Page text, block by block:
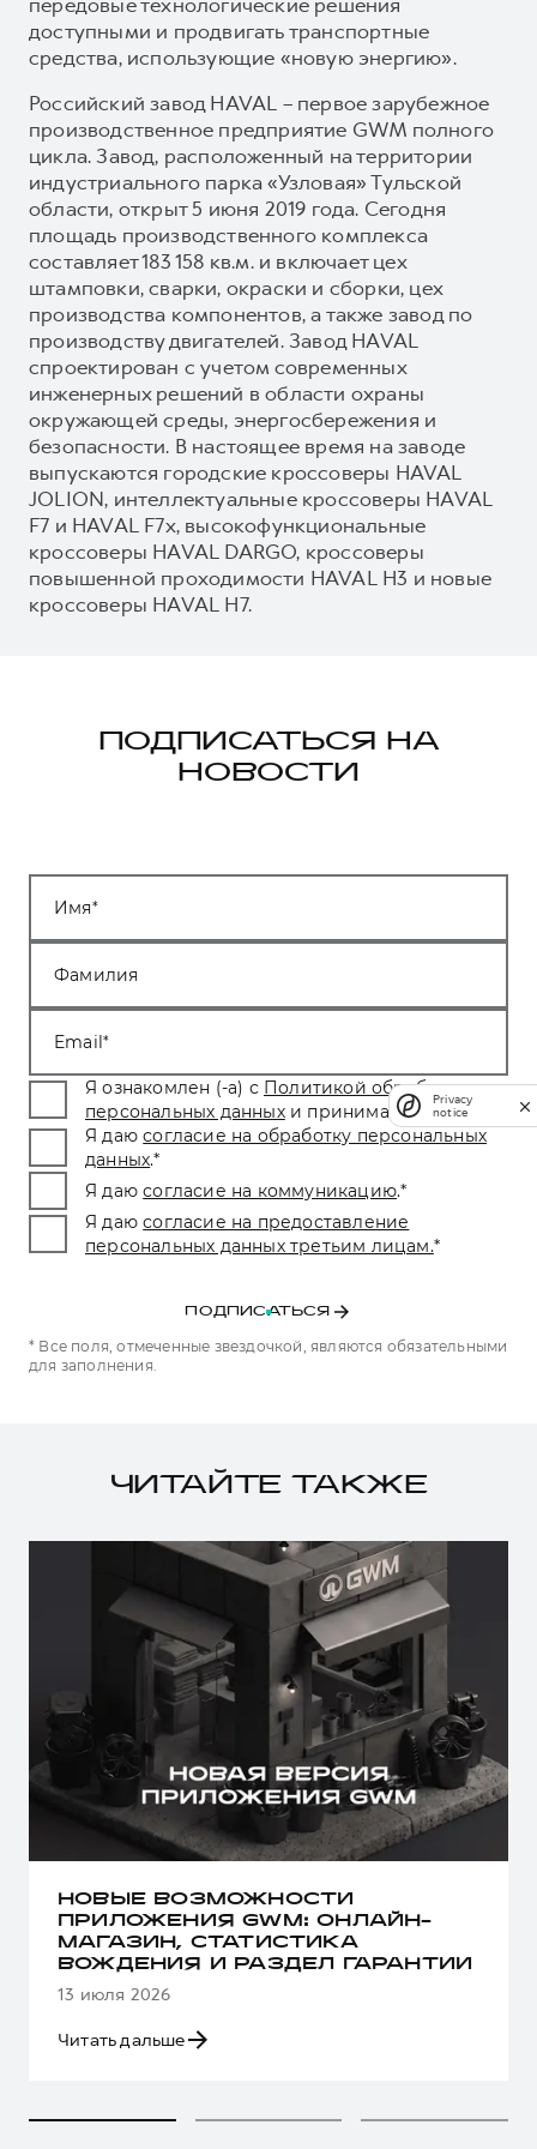
доступными и продвигать транспортные
средства, использующие «новую энергию».
Российский завод HAVAL – первое зарубежное
производственное предприятие GWM полного
цикла. Завод, расположенный на территории
индустриального парка «Узловая» Тульской
области, открыт 5 июня 2019 года. Сегодня
площадь производственного комплекса
составляет 183 158 кв.м. и включает цех
штамповки, сварки, окраски и сборки, цех
производства компонентов, а также завод по
производству двигателей. Завод HAVAL
спроектирован с учетом современных
инженерных решений в области охраны
окружающей среды, энергосбережения и
безопасности. В настоящее время на заводе
выпускаются городские кроссоверы HAVAL
JOLION, интеллектуальные кроссоверы HAVAL
F7 и HAVAL F7x, высокофункциональные
кроссоверы HAVAL DARGO, кроссоверы
повышенной проходимости HAVAL H3 и новые
кроссоверы HAVAL H7.
ПОДПИСАТЬСЯ НА
НОВОСТИ
Имя
Фамилия
Email
Я ознакомлен (-а) с Политикой обработки
персональных данных и принимаю условия.
Я даю согласие на обработку персональных
данных.*
Я даю согласие на коммуникацию.*
Я даю согласие на предоставление
персональных данных третьим лицам.*
ПОДПИСАТЬСЯ
* Все поля, отмеченные звездочкой, являются обязательными
для заполнения.
ЧИТАЙТЕ ТАКЖЕ
НОВЫЕ ВОЗМОЖНОСТИ
ПРИЛОЖЕНИЯ GWM: ОНЛАЙН-
МАГАЗИН, СТАТИСТИКА
ВОЖДЕНИЯ И РАЗДЕЛ ГАРАНТИИ
13 июля 2026
Читать дальше
Privacy
notice